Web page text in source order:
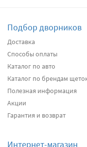
Подбор дворников
Доставка
Способы оплаты
Каталог по авто
Каталог по брендам
Полезная информация
Акции
Гарантия и возврат
Интернет-магазин